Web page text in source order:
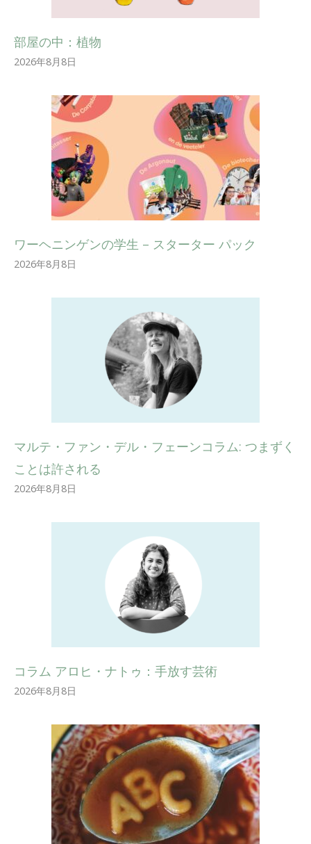
部屋の中：植物
2026年8月8日
ワーヘニンゲンの学生 – スターター パック
2026年8月8日
マルテ・ファン・デル・フェーンコラム: つまずく
ことは許される
2026年8月8日
コラム アロヒ・ナトゥ：手放す芸術
2026年8月8日